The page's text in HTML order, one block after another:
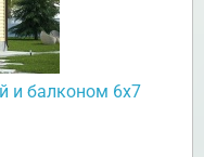
и балконом 6х7